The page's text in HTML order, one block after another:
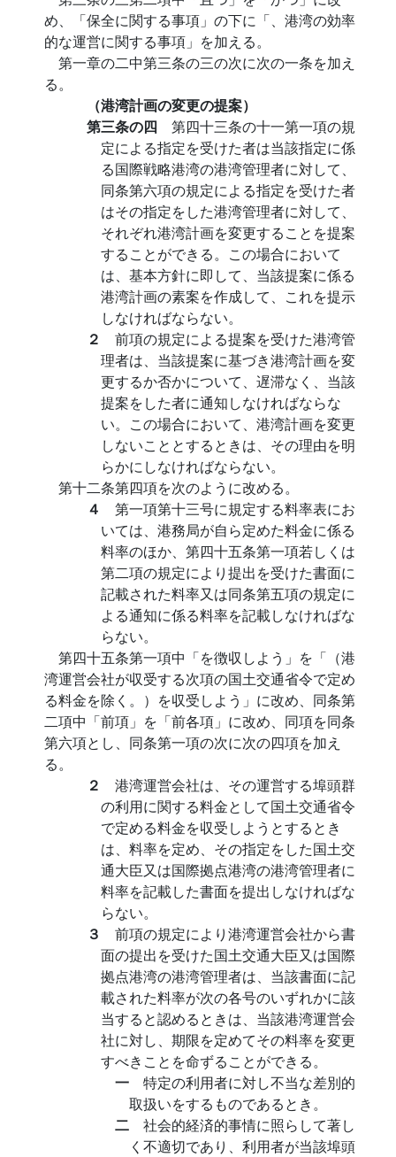
め、「保全に関する事項」の下に「、港湾の効率
的な運営に関する事項」を加える。
第一章の二中第三条の三の次に次の一条を加え
る。
（港湾計画の変更の提案）
第三条の四 第四十三条の十一第一項の規
定による指定を受けた者は当該指定に係
る国際戦略港湾の港湾管理者に対して、
同条第六項の規定による指定を受けた者
はその指定をした港湾管理者に対して、
それぞれ港湾計画を変更することを提案
することができる。この場合において
は、基本方針に即して、当該提案に係る
港湾計画の素案を作成して、これを提示
しなければならない。
２ 前項の規定による提案を受けた港湾管
理者は、当該提案に基づき港湾計画を変
更するか否かについて、遅滞なく、当該
提案をした者に通知しなければならな
い。この場合において、港湾計画を変更
しないこととするときは、その理由を明
らかにしなければならない。
第十二条第四項を次のように改める。
４ 第一項第十三号に規定する料率表にお
いては、港務局が自ら定めた料金に係る
料率のほか、第四十五条第一項若しくは
第二項の規定により提出を受けた書面に
記載された料率又は同条第五項の規定に
よる通知に係る料率を記載しなければな
らない。
第四十五条第一項中「を徴収しよう」を「（港
湾運営会社が収受する次項の国土交通省令で定め
る料金を除く。）を収受しよう」に改め、同条第
二項中「前項」を「前各項」に改め、同項を同条
第六項とし、同条第一項の次に次の四項を加え
る。
２ 港湾運営会社は、その運営する埠頭群
の利用に関する料金として国土交通省令
で定める料金を収受しようとするとき
は、料率を定め、その指定をした国土交
通大臣又は国際拠点港湾の港湾管理者に
料率を記載した書面を提出しなければな
らない。
３ 前項の規定により港湾運営会社から書
面の提出を受けた国土交通大臣又は国際
拠点港湾の港湾管理者は、当該書面に記
載された料率が次の各号のいずれかに該
当すると認めるときは、当該港湾運営会
社に対し、期限を定めてその料率を変更
すべきことを命ずることができる。
一 特定の利用者に対し不当な差別的
取扱いをするものであるとき。
二 社会的経済的事情に照らして著し
く不適切であり、利用者が当該埠頭